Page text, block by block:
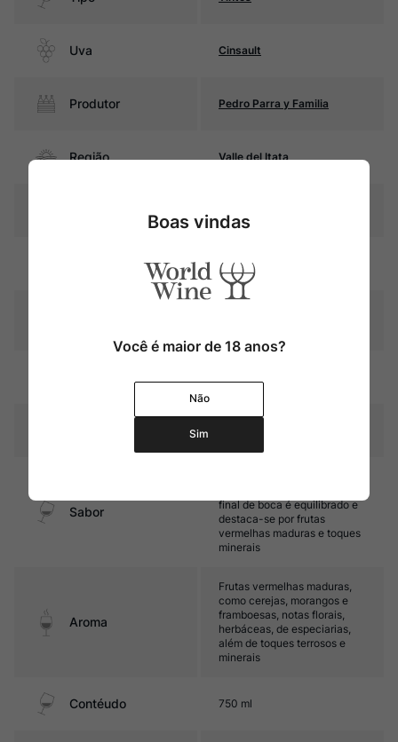
Uva Cinsault
Produtor Pedro Parra y Familia
Região Valle del Itata
violáceos
Sabor
final de boca é equilibrado e
destaca-se por frutas
vermelhas maduras e toques
minerais
Aroma
Frutas vermelhas maduras,
como cerejas, morangos e
framboesas, notas florais,
herbáceas, de especiarias,
além de toques terrosos e
minerais
Contéudo 750 ml
Boas vindas
Você é maior de 18 anos?
Não
Sim